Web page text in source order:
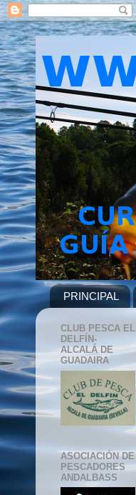
PRINCIPAL
CLUB PESCA EL
DELFÍN-
ALCALÁ DE
GUADAIRA
ASOCIACIÓN DE
PESCADORES
ANDALBASS